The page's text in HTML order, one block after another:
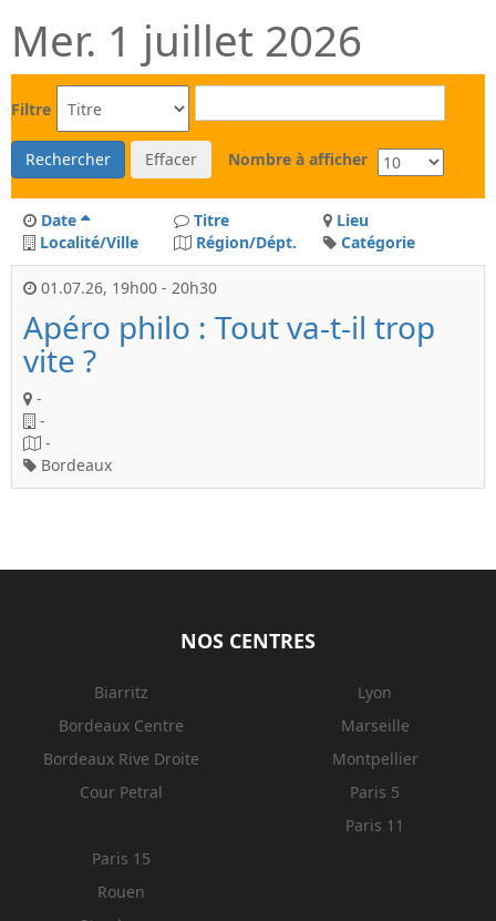
Mer. 1 juillet 2026
Filtre
Rechercher Effacer Nombre à afficher
Date Titre
Lieu
Localité/Ville
Région/Dépt. Catégorie
01.07.26, 19h00 - 20h30
Apéro philo : Tout va-t-il trop
vite ?
-
-
-
Bordeaux
NOS CENTRES
Biarritz
Bordeaux Centre
Bordeaux Rive Droite
Cour Petral
Lyon
Marseille
Montpellier
Paris 5
Paris 11
Paris 15
Rouen